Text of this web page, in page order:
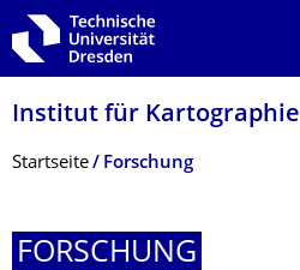
Zur Hauptnavigation springen
Zur Suche springen
Zum Inhalt springen
Institut für Kartographie
Breadcrumb-Menü
Startseite Forschung
FORSCHUNG